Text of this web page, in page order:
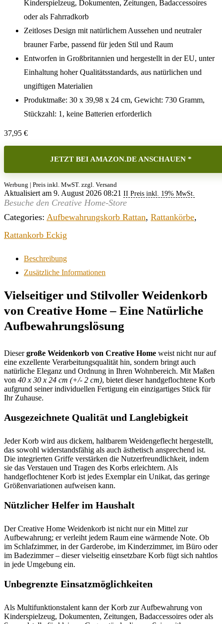
Kinderspielzeug, Dokumenten, Zeitungen, Badaccessoires
oder als Fahrradkorb
Zeitloses Design mit natürlichem Aussehen und neutraler
brauner Farbe, passend für jeden Stil und Raum
Entworfen in Großbritannien und hergestellt in der EU, unter
Einhaltung hoher Qualitätsstandards, aus natürlichen und
ungiftigen Materialien
Produktmaße: 30 x 39,98 x 24 cm, Gewicht: 730 Gramm,
Stückzahl: 1, keine Batterien erforderlich
37,95 €
JETZT BEI AMAZON.DE ANSCHAUEN *
Werbung | Preis inkl. MwST. zzgl. Versand
Aktualisiert am 9. August 2026 08:21 II Preis inkl. 19% MwSt.
Besuche den Creative Home-Store
Categories: Aufbewahrungskorb Rattan, Rattankörbe,
Rattankorb Eckig
Beschreibung
Zusätzliche Informationen
Vielseitiger und Stilvoller Weidenkorb
von Creative Home – Eine Natürliche
Aufbewahrungslösung
Diesergroße Weidenkorb von Creative Home weist nicht nur auf
eine exzellente Verarbeitungsqualität hin, sondern bringt auch
natürliche Eleganz und Ordnung in Ihren Wohnbereich. Mit Maßen
von 40 x 30 x 24 cm (+/- 2 cm), bietet dieser handgeflochtene Korb
aufgrund seiner individuellen Fertigung ein einzigartiges Stück für
Ihr Zuhause.
Ausgezeichnete Qualität und Langlebigkeit
Jeder Korb wird aus dickem, haltbarem Weidengeflecht hergestellt,
das sowohl widerstandsfähig als auch ästhetisch ansprechend ist.
Die integrierten Griffe verstärken die Nutzerfreundlichkeit, indem
sie das Verstauen und Tragen des Korbs erleichtern. Als
handgeflochtener Korb ist jedes Exemplar ein Unikat, das geringe
Größenvariationen aufweisen kann.
Nützlicher Helfer im Haushalt
Der Creative Home Weidenkorb ist nicht nur ein Mittel zur
Aufbewahrung; er verleiht jedem Raum eine wärmende Note. Ob
im Schlafzimmer, in der Garderobe, im Kinderzimmer, im Büro oder
im Badezimmer – dieser vielseitig einsetzbare Korb fügt sich nahtlos
in jede Umgebung ein.
Unbegrenzte Einsatzmöglichkeiten
Als Multifunktionstalent kann der Korb zur Aufbewahrung von
Kinderspielzeug, Dokumenten, Zeitungen, Badaccessoires oder als